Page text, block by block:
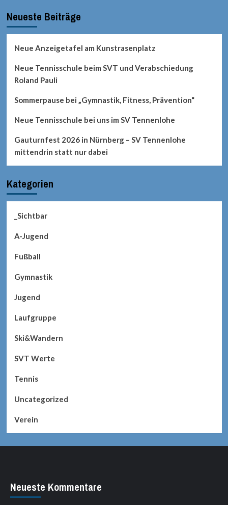
Neueste Beiträge
Neue Anzeigetafel am Kunstrasenplatz
Neue Tennisschule beim SVT und Verabschiedung
Roland Pauli
Sommerpause bei „Gymnastik, Fitness, Prävention“
Neue Tennisschule bei uns im SV Tennenlohe
Gauturnfest 2026 in Nürnberg – SV Tennenlohe
mittendrin statt nur dabei
Kategorien
_Sichtbar
A-Jugend
Fußball
Gymnastik
Jugend
Laufgruppe
Ski&Wandern
SVT Werte
Tennis
Uncategorized
Verein
Neueste Kommentare